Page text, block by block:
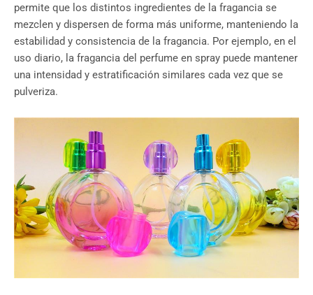
permite que los distintos ingredientes de la fragancia se
mezclen y dispersen de forma más uniforme, manteniendo la
estabilidad y consistencia de la fragancia. Por ejemplo, en el
uso diario, la fragancia del perfume en spray puede mantener
una intensidad y estratificación similares cada vez que se
pulveriza.